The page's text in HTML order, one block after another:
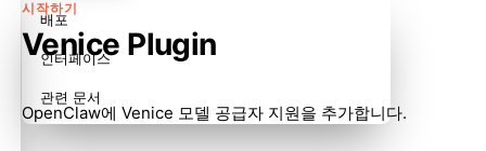
시작하기
Venice Plugin
OpenClaw에 Venice 모델 공급자 지원을 추가합니다.
배포
인터페이스
관련 문서